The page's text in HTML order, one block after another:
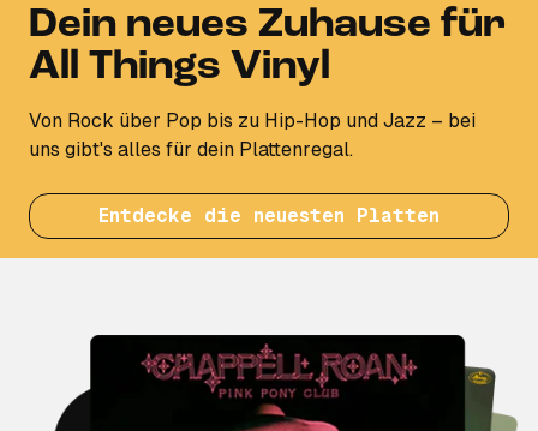
Dein neues Zuhause für
All Things Vinyl
Von Rock über Pop bis zu Hip-Hop und Jazz – bei
uns gibt's alles für dein Plattenregal.
Entdecke die neuesten Platten